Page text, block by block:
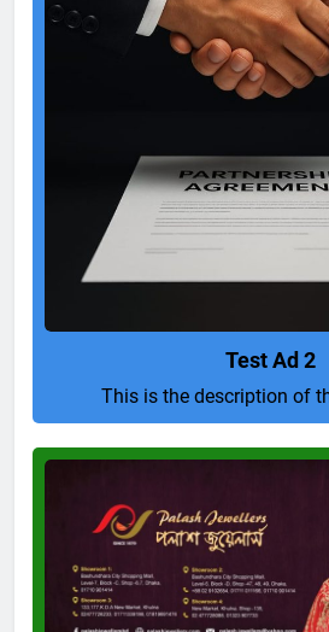
Test Ad 2
This is the description of